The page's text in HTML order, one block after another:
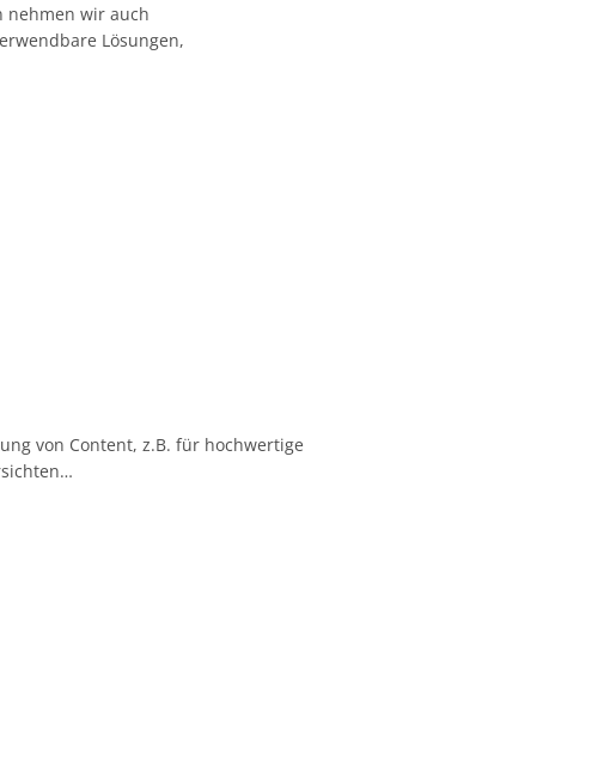
nehmen wir auch
Lösungen,
von Content, z.B. für hochwertige